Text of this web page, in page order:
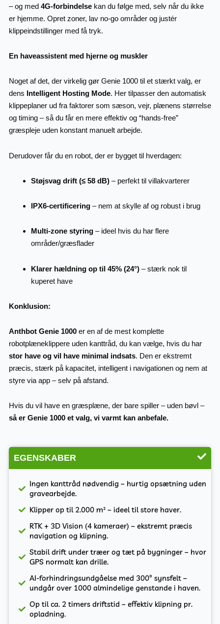
– og med 4G-forbindelsekan du følge med, selv når du ikke
er hjemme. Opret zoner, lav no-go områder og justér
klippeindstillinger med få tryk.
En haveassistent med hjerne og muskler
Noget af det, der virkelig gør Genie 1000 til et stærkt valg, er
dens Intelligent Hosting Mode. Her tilpasser den automatisk
klippeplaner ud fra faktorer som sæson, vejr, plænens størrelse
og timing – så du får en mere effektiv og “hands-free”
græspleje uden konstant manuelt arbejde.
Derudover får du en robot, der er bygget til hverdagen:
Støjsvag drift (≤ 58 dB)– perfekt til villakvarterer
IPX6-certificering– nem at skylle af og robust i brug
Multi-zone styring– ideel hvis du har flere
områder/græsflader
Klarer hældning op til 45% (24°)– stærk nok til
kuperet have
Konklusion:
Anthbot Genie 1000er en af de mest komplette
robotplæneklippere uden kanttråd, du kan vælge, hvis du har
stor have og vil have minimal indsats. Den er ekstremt
præcis, stærk på kapacitet, intelligent i navigationen og nem at
styre via app – selv på afstand.
Hvis du vil have en græsplæne, der bare spiller – uden bøvl –
så er Genie 1000 et valg, vi varmt kan anbefale.
EGENSKABER
Ingen kanttråd nødvendig – hurtig opsætning uden
gravearbejde.
Klipper op til 2.000 m² – ideel til store haver.
RTK + 3D Vision (4 kameraer) – ekstremt præcis
navigation og klipning.
Stabil drift under træer og tæt på bygninger – hvor
GPS normalt kan drille.
AI-forhindringsundgåelse med 300° synsfelt –
undgår over 1000 almindelige genstande i haven.
Op til ca. 2 timers driftstid – effektiv klipning pr.
opladning.